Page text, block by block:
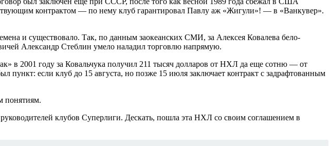
контрактом — по нему клуб гарантировал Павлу аж «Жигули»! — в «Ванкувер».
и существовало. Так, по данным заокеанских СМИ, за Алексея Ковалева бело-
Александр Стеблин умело наладил торговлю напрямую.
в 2001 году за Ковальчука получил 211 тысяч долларов от НХЛ да еще сотню — от
если клуб до 15 августа, но позже 15 июля заключает контракт с задрафтованным
понятиям.
клубов Суперлиги. Дескать, пошла эта НХЛ со своим соглашением в